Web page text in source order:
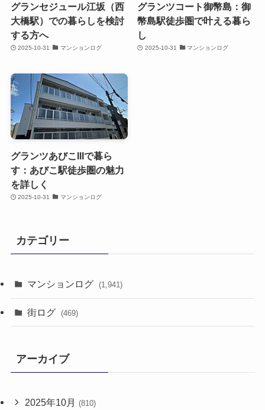
グランセジュール江坂（西
大橋駅）での暮らしを検討
する方へ
2025-10-31 マンションログ
グランツコート御幣島：御
幣島駅徒歩圏で叶える暮ら
し
2025-10-31 マンションログ
グランツあびこIIIで暮ら
す：あびこ駅徒歩圏の魅力
を詳しく
2025-10-31 マンションログ
カテゴリー
マンションログ (1,941)
街ログ (469)
アーカイブ
2025年10月 (810)